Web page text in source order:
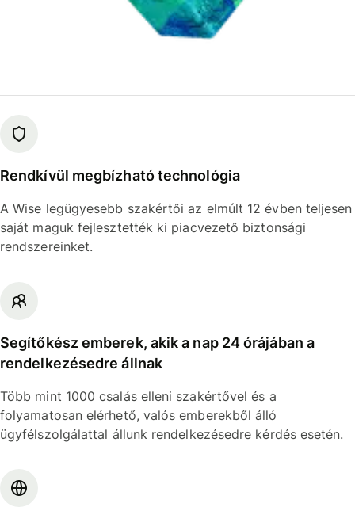
Rendkívül megbízható technológia
A Wise legügyesebb szakértői az elmúlt 12 évben teljesen
saját maguk fejlesztették ki piacvezető biztonsági
rendszereinket.
Segítőkész emberek, akik a nap 24 órájában a
rendelkezésedre állnak
Több mint 1000 csalás elleni szakértővel és a
folyamatosan elérhető, valós emberekből álló
ügyfélszolgálattal állunk rendelkezésedre kérdés esetén.